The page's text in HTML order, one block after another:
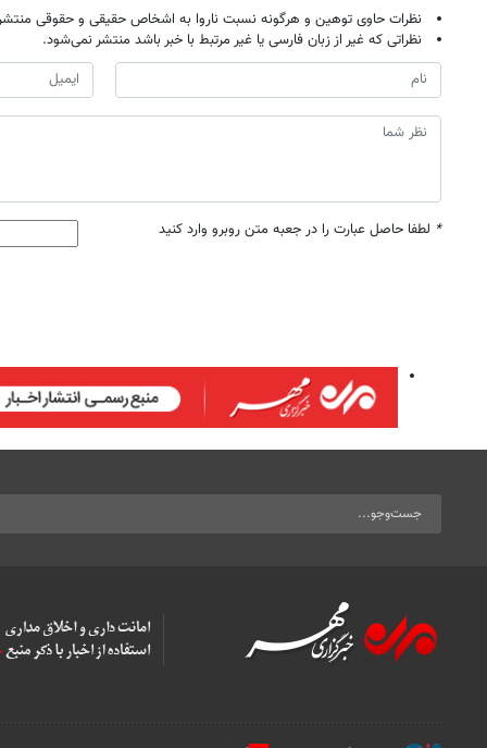
نظرات حاوی توهین و هرگونه نسبت ناروا به اشخاص حقیقی و حقوقی
نظراتی که غیر از زبان فارسی یا غیر مرتبط با خبر باشد منتشر نمی‌شود.
* لطفا حاصل عبارت را در جعبه متن روبرو وارد کنید